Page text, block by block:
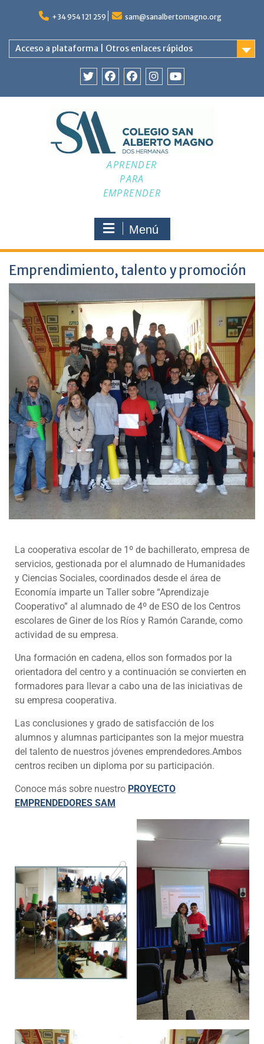
+34 954 121 259 sam@sanalbertomagno.org
Acceso a plataforma | Otros enlaces rápidos
APRENDER
PARA
EMPRENDER
Menú
Emprendimiento, talento y promoción
La cooperativa escolar de 1º de bachillerato, empresa de
servicios, gestionada por el alumnado de Humanidades
y Ciencias Sociales, coordinados desde el área de
Economía imparte un Taller sobre “Aprendizaje
Cooperativo” al alumnado de 4º de ESO de los Centros
escolares de Giner de los Ríos y Ramón Carande, como
actividad de su empresa.
Una formación en cadena, ellos son formados por la
orientadora del centro y a continuación se convierten en
formadores para llevar a cabo una de las iniciativas de
su empresa cooperativa.
Las conclusiones y grado de satisfacción de los
alumnos y alumnas participantes son la mejor muestra
del talento de nuestros jóvenes emprendedores.Ambos
centros reciben un diploma por su participación.
Conoce más sobre nuestro PROYECTO
EMPRENDEDORES SAM